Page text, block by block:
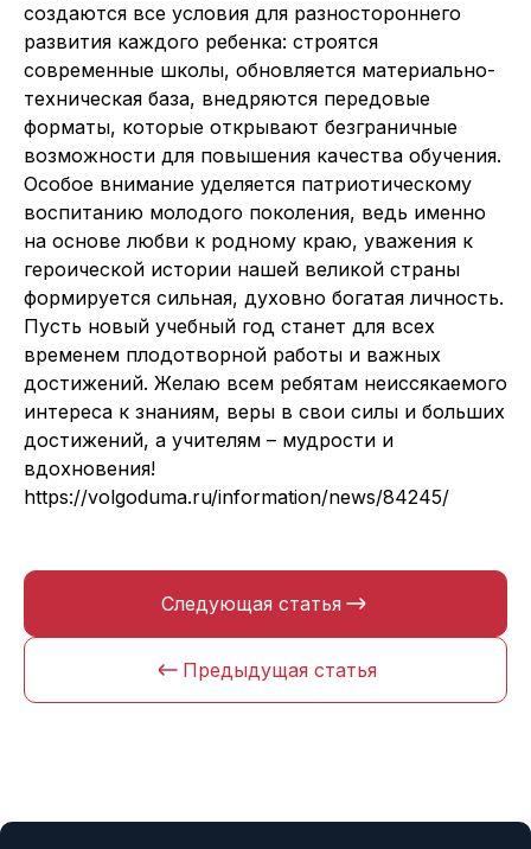
создаются все условия для разностороннего
развития каждого ребенка: строятся
современные школы, обновляется материально-
техническая база, внедряются передовые
форматы, которые открывают безграничные
возможности для повышения качества обучения.
Особое внимание уделяется патриотическому
воспитанию молодого поколения, ведь именно
на основе любви к родному краю, уважения к
героической истории нашей великой страны
формируется сильная, духовно богатая личность.
Пусть новый учебный год станет для всех
временем плодотворной работы и важных
достижений. Желаю всем ребятам неиссякаемого
интереса к знаниям, веры в свои силы и больших
достижений, а учителям – мудрости и
вдохновения!
https://volgoduma.ru/information/news/84245/
Предыдущая статья
Следующая статья